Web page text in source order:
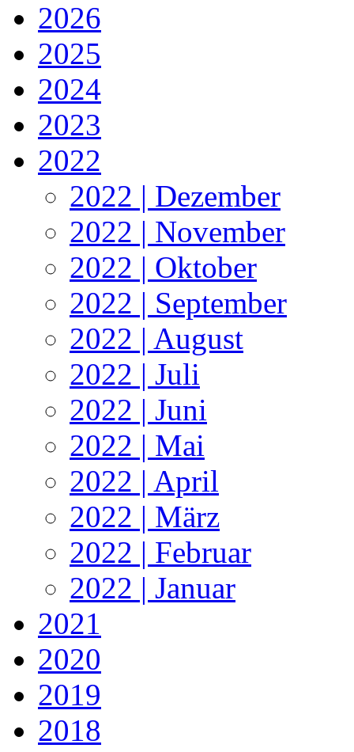
2026
2025
2024
2023
2022
2022 | Dezember
2022 | November
2022 | Oktober
2022 | September
2022 | August
2022 | Juli
2022 | Juni
2022 | Mai
2022 | April
2022 | März
2022 | Februar
2022 | Januar
2021
2020
2019
2018